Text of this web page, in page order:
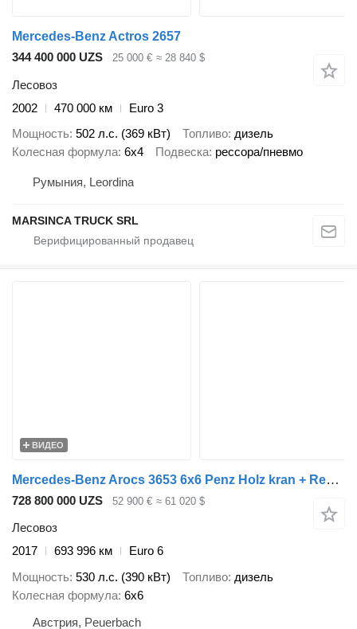
Mercedes-Benz Actros 2657
344 400 000 UZS
25 000 € ≈ 28 840 $
Лесовоз
2002
470 000 км
Euro 3
Мощность 502 л.с. (369 кВт) Топливо дизель
Колесная формула 6x4 Подвеска рессора/пневмо
Румыния, Leordina
MARSINCA TRUCK SRL
ВИДЕО
Mercedes-Benz Arocs 3653 6x6 Penz Holz kran + Ressenig Holzrungenauflieger aus + прицеп лесовоз
728 800 000 UZS 52 900 € ≈ 61 020 $
Лесовоз
2017
693 996 км
Euro 6
Мощность 530 л.с. (390 кВт) Топливо дизель
Колесная формула 6x6
Австрия, Peuerbach